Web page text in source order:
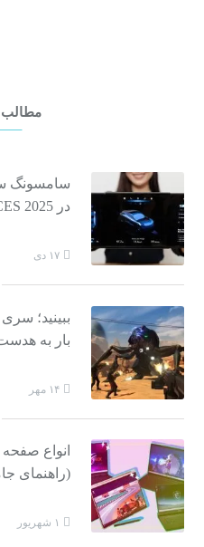
مطالب
سامسونگ
در CES 2025 در معرض نمایش گذاشت
۱۷ دی
بار به
۱۴ مهر
انواع
(راهنمای
۱ شهریور